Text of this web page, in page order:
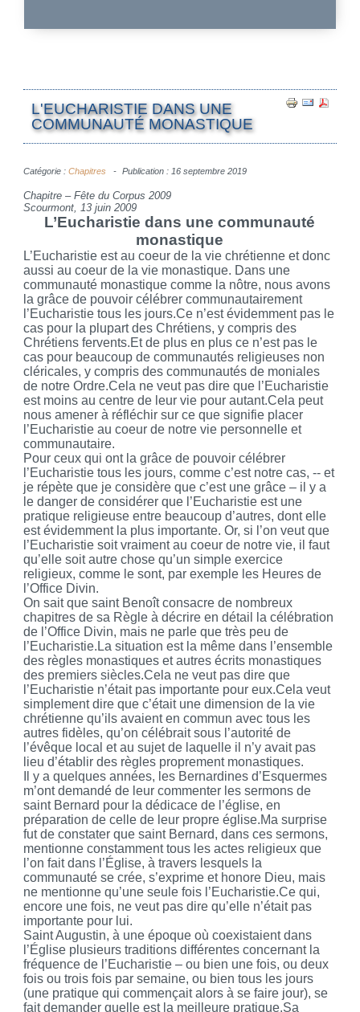
L'EUCHARISTIE DANS UNE
COMMUNAUTÉ MONASTIQUE
Catégorie : Chapitres Publication : 16 septembre 2019
Chapitre – Fête du Corpus 2009
Scourmont, 13 juin 2009
L’Eucharistie dans une communauté
monastique
L’Eucharistie est au coeur de la vie chrétienne et donc
aussi au coeur de la vie monastique. Dans une
communauté monastique comme la nôtre, nous avons
la grâce de pouvoir célébrer communautairement
l’Eucharistie tous les jours.Ce n’est évidemment pas le
cas pour la plupart des Chrétiens, y compris des
Chrétiens fervents.Et de plus en plus ce n’est pas le
cas pour beaucoup de communautés religieuses non
cléricales, y compris des communautés de moniales
de notre Ordre.Cela ne veut pas dire que l’Eucharistie
est moins au centre de leur vie pour autant.Cela peut
nous amener à réfléchir sur ce que signifie placer
l’Eucharistie au coeur de notre vie personnelle et
communautaire.
Pour ceux qui ont la grâce de pouvoir célébrer
l’Eucharistie tous les jours, comme c’est notre cas, -- et
je répète que je considère que c’est une grâce – il y a
le danger de considérer que l’Eucharistie est une
pratique religieuse entre beaucoup d’autres, dont elle
est évidemment la plus importante. Or, si l’on veut que
l’Eucharistie soit vraiment au coeur de notre vie, il faut
qu’elle soit autre chose qu’un simple exercice
religieux, comme le sont, par exemple les Heures de
l’Office Divin.
On sait que saint Benoît consacre de nombreux
chapitres de sa Règle à décrire en détail la célébration
de l’Office Divin, mais ne parle que très peu de
l’Eucharistie.La situation est la même dans l’ensemble
des règles monastiques et autres écrits monastiques
des premiers siècles.Cela ne veut pas dire que
l’Eucharistie n’était pas importante pour eux.Cela veut
simplement dire que c’était une dimension de la vie
chrétienne qu’ils avaient en commun avec tous les
autres fidèles, qu’on célébrait sous l’autorité de
l’évêque local et au sujet de laquelle il n’y avait pas
lieu d’établir des règles proprement monastiques.
Il y a quelques années, les Bernardines d’Esquermes
m’ont demandé de leur commenter les sermons de
saint Bernard pour la dédicace de l’église, en
préparation de celle de leur propre église.Ma surprise
fut de constater que saint Bernard, dans ces sermons,
mentionne constamment tous les actes religieux que
l’on fait dans l’Église, à travers lesquels la
communauté se crée, s’exprime et honore Dieu, mais
ne mentionne qu’une seule fois l’Eucharistie.Ce qui,
encore une fois, ne veut pas dire qu’elle n’était pas
importante pour lui.
Saint Augustin, à une époque où coexistaient dans
l’Église plusieurs traditions différentes concernant la
fréquence de l’Eucharistie – ou bien une fois, ou deux
fois ou trois fois par semaine, ou bien tous les jours
(une pratique qui commençait alors à se faire jour), se
fait demander quelle est la meilleure pratique.Sa